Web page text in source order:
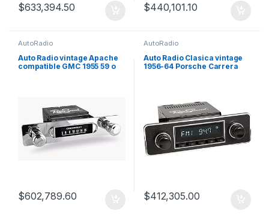
$633,394.50 $440,101.10
AutoRadio
Auto Radio vintage Apache
compatible GMC 1955 59 o
$602,789.60
AutoRadio
Auto Radio Clasica vintage
1956-64 Porsche Carrera
$412,305.00